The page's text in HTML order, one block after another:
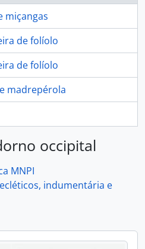
miçangas
de folíolo
de folíolo
madrepérola
occipital
MNPI
indumentária e